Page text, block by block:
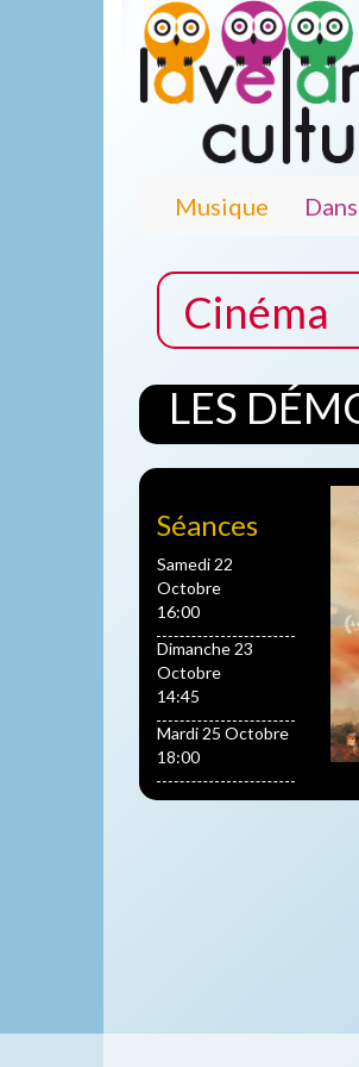
Musique
Cinéma
LES
Séances
Samedi 22
Octobre
16:00
Dimanche 23
Octobre
14:45
Mardi 25 Octobre
18:00